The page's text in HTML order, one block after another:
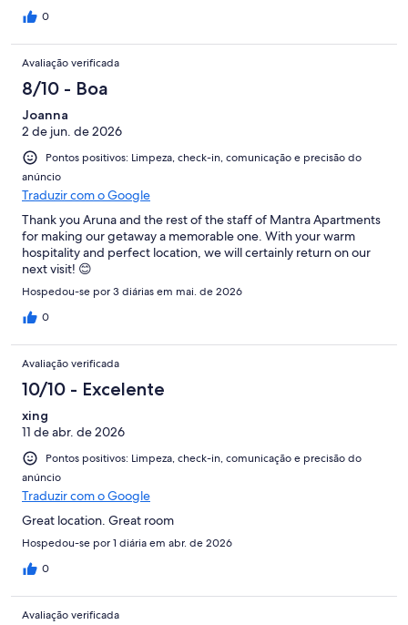
0
Avaliação verificada
8/10 - Boa
Joanna
2 de jun. de 2026
Pontos positivos: Limpeza, check-in, comunicação e precisão do
anúncio
Traduzir com o Google
Thank you Aruna and the rest of the staff of Mantra Apartments
for making our getaway a memorable one. With your warm
hospitality and perfect location, we will certainly return on our
next visit! 😊
Hospedou-se por 3 diárias em mai. de 2026
0
Avaliação verificada
10/10 - Excelente
xing
11 de abr. de 2026
Pontos positivos: Limpeza, check-in, comunicação e precisão do
anúncio
Traduzir com o Google
Great location. Great room
Hospedou-se por 1 diária em abr. de 2026
0
Avaliação verificada